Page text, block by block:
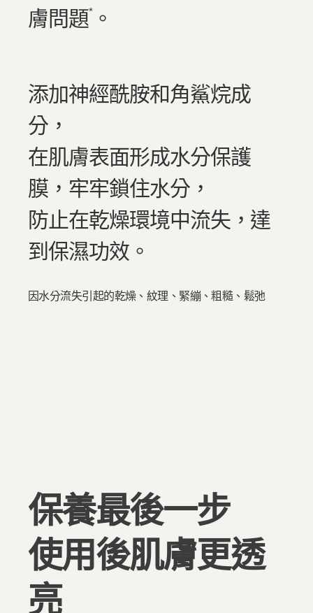
膚問題*。
添加神經酰胺和角鯊烷成
分，
在肌膚表面形成水分保護
膜，牢牢鎖住水分，
防止在乾燥環境中流失，達
到保濕功效。
因水分流失引起的乾燥、紋理、緊繃、粗糙、鬆弛
保養最後一步
使用後肌膚更透
亮